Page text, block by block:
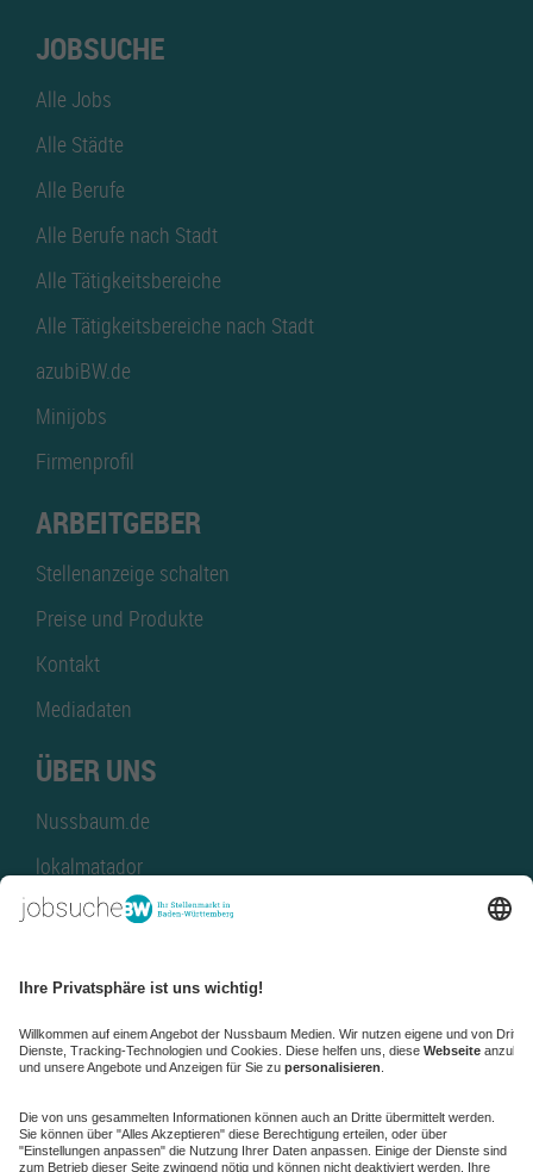
JOBSUCHE
Alle Jobs
Alle Städte
Alle Berufe
Alle Berufe nach Stadt
Alle Tätigkeitsbereiche
Alle Tätigkeitsbereiche nach Stadt
azubiBW.de
Minijobs
Firmenprofil
ARBEITGEBER
Stellenanzeige schalten
Preise und Produkte
Kontakt
Mediadaten
ÜBER UNS
Nussbaum.de
lokalmatador
kaufinBW
NussbaumID
Nussbaum Medien